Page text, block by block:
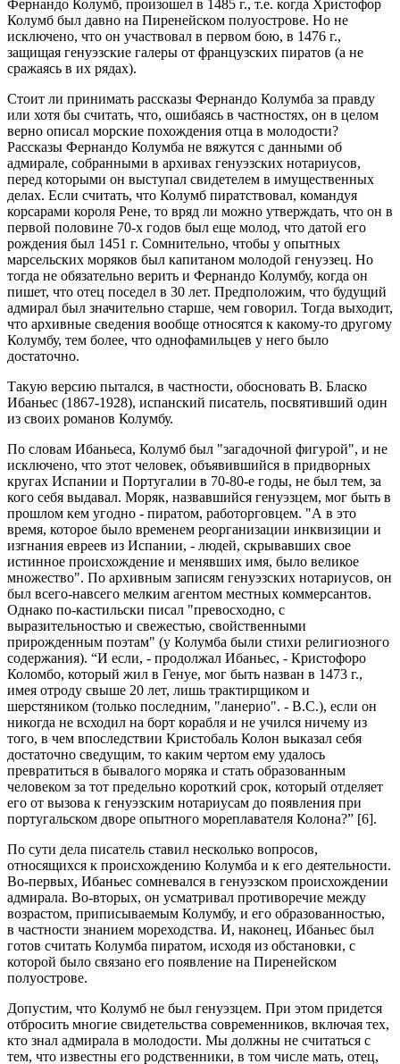
Фернандо Колумб, произошел в 1485 г., т.е. когда Христофор
Колумб был давно на Пиренейском полуострове. Но не
исключено, что он участвовал в первом бою, в 1476 г.,
защищая генуэзские галеры от французских пиратов (а не
сражаясь в их рядах).
Стоит ли принимать рассказы Фернандо Колумба за правду
или хотя бы считать, что, ошибаясь в частностях, он в целом
верно описал морские похождения отца в молодости?
Рассказы Фернандо Колумба не вяжутся с данными об
адмирале, собранными в архивах генуэзских нотариусов,
перед которыми он выступал свидетелем в имущественных
делах. Если считать, что Колумб пиратствовал, командуя
корсарами короля Рене, то вряд ли можно утверждать, что он в
первой половине 70-х годов был еще молод, что датой его
рождения был 1451 г. Сомнительно, чтобы у опытных
марсельских моряков был капитаном молодой генуэзец. Но
тогда не обязательно верить и Фернандо Колумбу, когда он
пишет, что отец поседел в 30 лет. Предположим, что будущий
адмирал был значительно старше, чем говорил. Тогда выходит,
что архивные сведения вообще относятся к какому-то другому
Колумбу, тем более, что однофамильцев у него было
достаточно.
Такую версию пытался, в частности, обосновать В. Бласко
Ибаньес (1867-1928), испанский писатель, посвятивший один
из своих романов Колумбу.
По словам Ибаньеса, Колумб был "загадочной фигурой", и не
исключено, что этот человек, объявившийся в придворных
кругах Испании и Португалии в 70-80-е годы, не был тем, за
кого себя выдавал. Моряк, назвавшийся генуэзцем, мог быть в
прошлом кем угодно - пиратом, работорговцем. "А в это
время, которое было временем реорганизации инквизиции и
изгнания евреев из Испании, - людей, скрывавших свое
истинное происхождение и менявших имя, было великое
множество". По архивным записям генуэзских нотариусов, он
был всего-навсего мелким агентом местных коммерсантов.
Однако по-кастильски писал "превосходно, с
выразительностью и свежестью, свойственными
прирожденным поэтам" (у Колумба были стихи религиозного
содержания). “И если, - продолжал Ибаньес, - Кристофоро
Коломбо, который жил в Генуе, мог быть назван в 1473 г.,
имея отроду свыше 20 лет, лишь трактирщиком и
шерстяником (только последним, "ланерио". - B.C.), если он
никогда не всходил на борт корабля и не учился ничему из
того, в чем впоследствии Кристобаль Колон выказал себя
достаточно сведущим, то каким чертом ему удалось
превратиться в бывалого моряка и стать образованным
человеком за тот предельно короткий срок, который отделяет
его от вызова к генуэзским нотариусам до появления при
португальском дворе опытного мореплавателя Колона?” [6].
По сути дела писатель ставил несколько вопросов,
относящихся к происхождению Колумба и к его деятельности.
Во-первых, Ибаньес сомневался в генуэзском происхождении
адмирала. Во-вторых, он усматривал противоречие между
возрастом, приписываемым Колумбу, и его образованностью,
в частности знанием мореходства. И, наконец, Ибаньес был
готов считать Колумба пиратом, исходя из обстановки, с
которой было связано его появление на Пиренейском
полуострове.
Допустим, что Колумб не был генуэзцем. При этом придется
отбросить многие свидетельства современников, включая тех,
кто знал адмирала в молодости. Мы должны не считаться с
тем, что известны его родственники, в том числе мать, отец,